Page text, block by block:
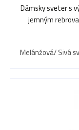
Dámsky sveter s
jemným
Melánžová/ Sivá